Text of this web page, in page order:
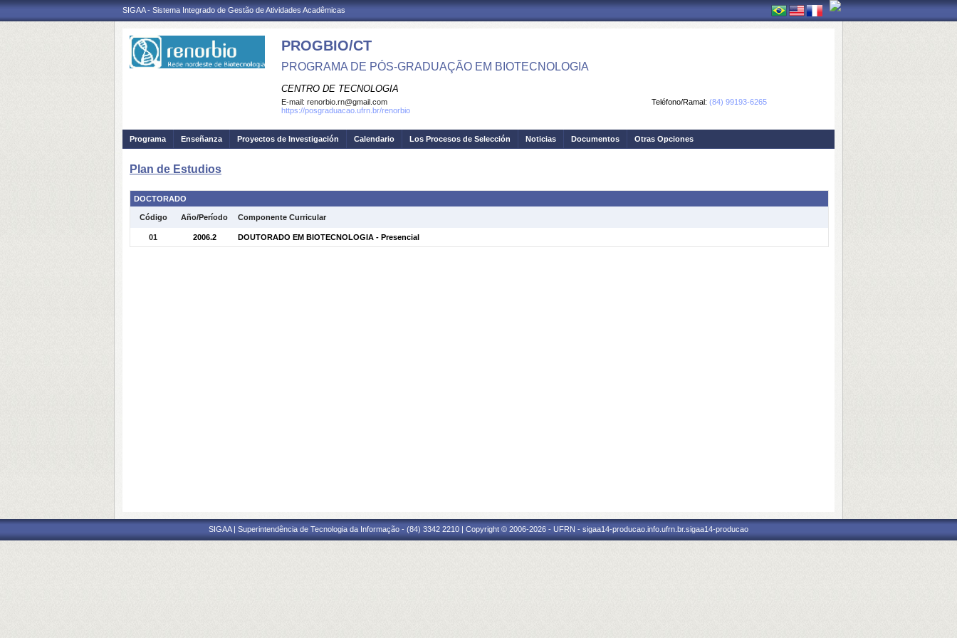
SIGAA - Sistema Integrado de Gestão de Atividades Acadêmicas
PROGBIO/CT
PROGRAMA DE PÓS-GRADUAÇÃO EM BIOTECNOLOGIA
CENTRO DE TECNOLOGIA
Teléfono/Ramal: (84) 99193-6265
E-mail: renorbio.rn@gmail.com
https://posgraduacao.ufrn.br/renorbio
Programa Enseñanza Proyectos de Investigación Calendario Los Procesos de Selección Noticias Documentos Otras Opciones
Plan de Estudios
DOCTORADO
Código Año/Período Componente Curricular
01 2006.2 DOUTORADO EM BIOTECNOLOGIA - Presencial
SIGAA | Superintendência de Tecnologia da Informação - (84) 3342 2210 | Copyright © 2006-2026 - UFRN - sigaa14-producao.info.ufrn.br.sigaa14-producao